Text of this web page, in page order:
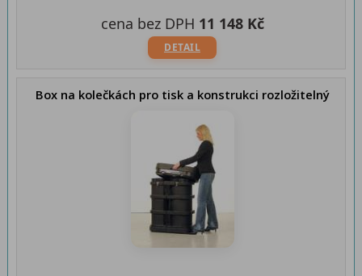
DETAIL
cena bez DPH 11 148 Kč
Box na kolečkách pro tisk a konstrukci rozložitelný